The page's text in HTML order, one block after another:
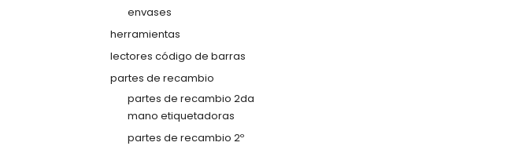
envases
herramientas
lectores código de barras
partes de recambio
partes de recambio 2da
mano etiquetadoras
partes de recambio 2º